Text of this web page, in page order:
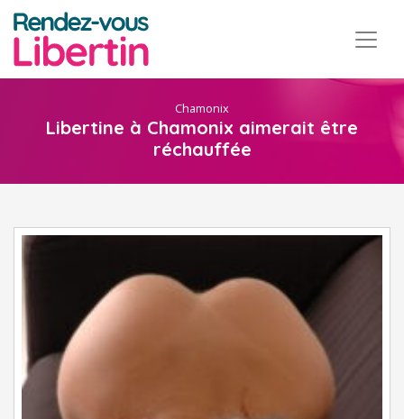
Chamonix
Libertine à Chamonix aimerait être
réchauffée